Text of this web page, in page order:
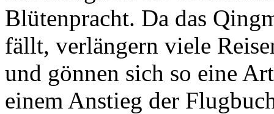
Blütenpracht. Da das
fällt, verlängern viele
und gönnen sich so eine
einem Anstieg der